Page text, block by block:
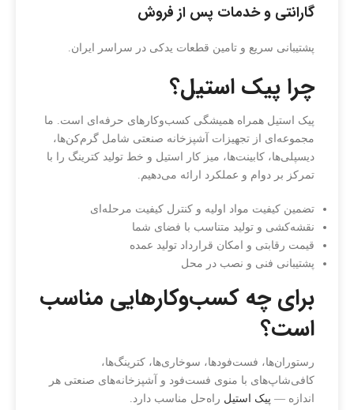
گارانتی و خدمات پس از فروش
پشتیبانی سریع و تامین قطعات یدکی در سراسر ایران.
چرا پیک استیل؟
پیک استیل همراه همیشگی کسب‌وکارهای حرفه‌ای است. ما
مجموعه‌ای از تجهیزات آشپزخانه صنعتی شامل گرم‌کن‌ها،
دیسپلی‌ها، کابینت‌ها، میز کار استیل و خط تولید کترینگ را با
تمرکز بر دوام و عملکرد ارائه می‌دهیم.
تضمین کیفیت مواد اولیه و کنترل کیفیت مرحله‌ای
نقشه‌کشی و تولید متناسب با فضای شما
قیمت رقابتی و امکان قرارداد تولید عمده
پشتیبانی فنی و نصب در محل
برای چه کسب‌وکارهایی مناسب
است؟
رستوران‌ها، فست‌فودها، سوخاری‌ها، کترینگ‌ها،
کافی‌شاپ‌های با منوی فست‌فود و آشپزخانه‌های صنعتی هر
اندازه — پیک استیل راه‌حل مناسب دارد.